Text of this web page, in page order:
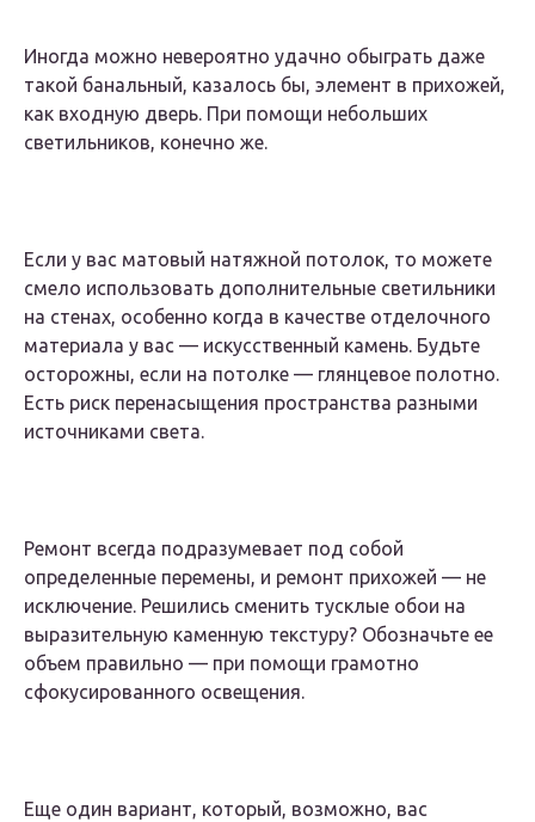
Иногда можно невероятно удачно обыграть даже
такой банальный, казалось бы, элемент в прихожей,
как входную дверь. При помощи небольших
светильников, конечно же.
Если у вас матовый натяжной потолок, то можете
смело использовать дополнительные светильники
на стенах, особенно когда в качестве отделочного
материала у вас — искусственный камень. Будьте
осторожны, если на потолке — глянцевое полотно.
Есть риск перенасыщения пространства разными
источниками света.
Ремонт всегда подразумевает под собой
определенные перемены, и ремонт прихожей — не
исключение. Решились сменить тусклые обои на
выразительную каменную текстуру? Обозначьте ее
объем правильно — при помощи грамотно
сфокусированного освещения.
Еще один вариант, который, возможно, вас